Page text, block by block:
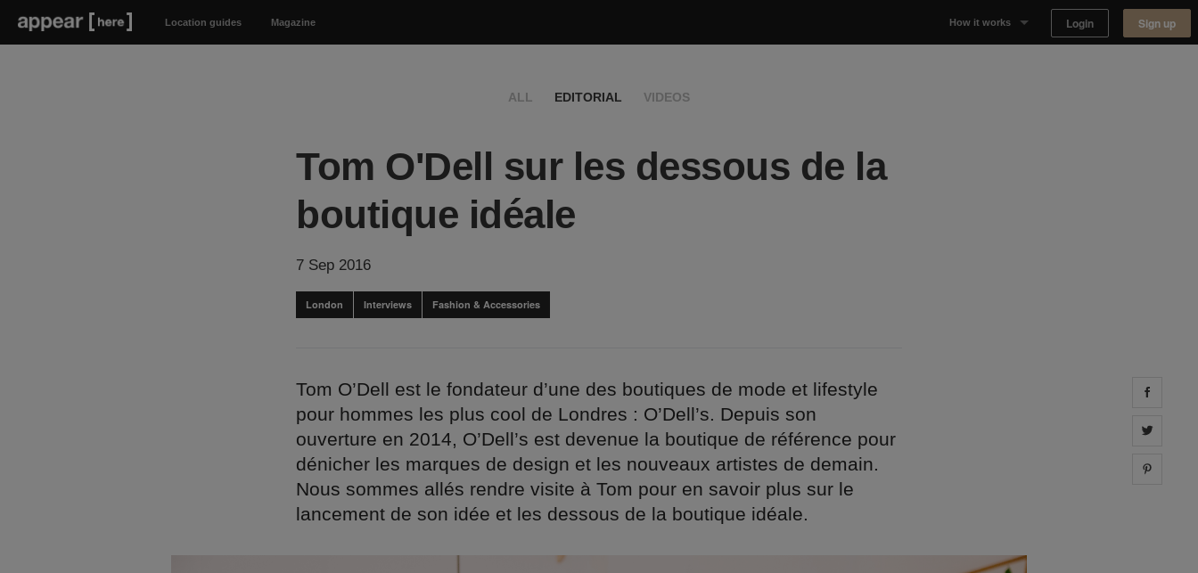
Location guides Magazine How it works Login Sign up
ALL EDITORIAL VIDEOS
Tom O'Dell sur les dessous de la
boutique idéale
7 Sep 2016
London Interviews Fashion & Accessories
Tom O’Dell est le fondateur d’une des boutiques de mode et lifestyle
pour hommes les plus cool de Londres : O’Dell’s. Depuis son
ouverture en 2014, O’Dell’s est devenue la boutique de référence pour
dénicher les marques de design et les nouveaux artistes de demain.
Nous sommes allés rendre visite à Tom pour en savoir plus sur le
lancement de son idée et les dessous de la boutique idéale.